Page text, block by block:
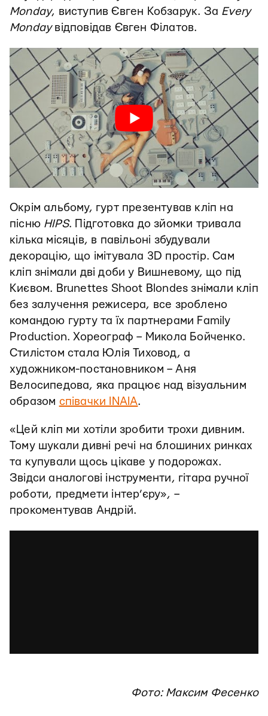
Monday, виступив Євген Кобзарук. За Every
Mondayвідповідав Євген Філатов.
Окрім альбому, гурт презентував кліп на
пісню HIPS. Підготовка до зйомки тривала
кілька місяців, в павільоні збудували
декорацію, що імітувала 3D простір. Сам
кліп знімали дві доби у Вишневому, що під
Києвом. Brunettes Shoot Blondes знімали кліп
без залучення режисера, все зроблено
командою гурту та їх партнерами Family
Production. Хореограф – Микола Бойченко.
Стилістом стала Юлія Тиховод, а
художником-постановником – Аня
Велосипедова, яка працює над візуальним
образом співачки INAIA.
«Цей кліп ми хотіли зробити трохи дивним.
Тому шукали дивні речі на блошиних ринках
та купували щось цікаве у подорожах.
Звідси аналогові інструменти, гітара ручної
роботи, предмети інтер’єру», –
прокоментував Андрій.
Фото: Максим Фесенко